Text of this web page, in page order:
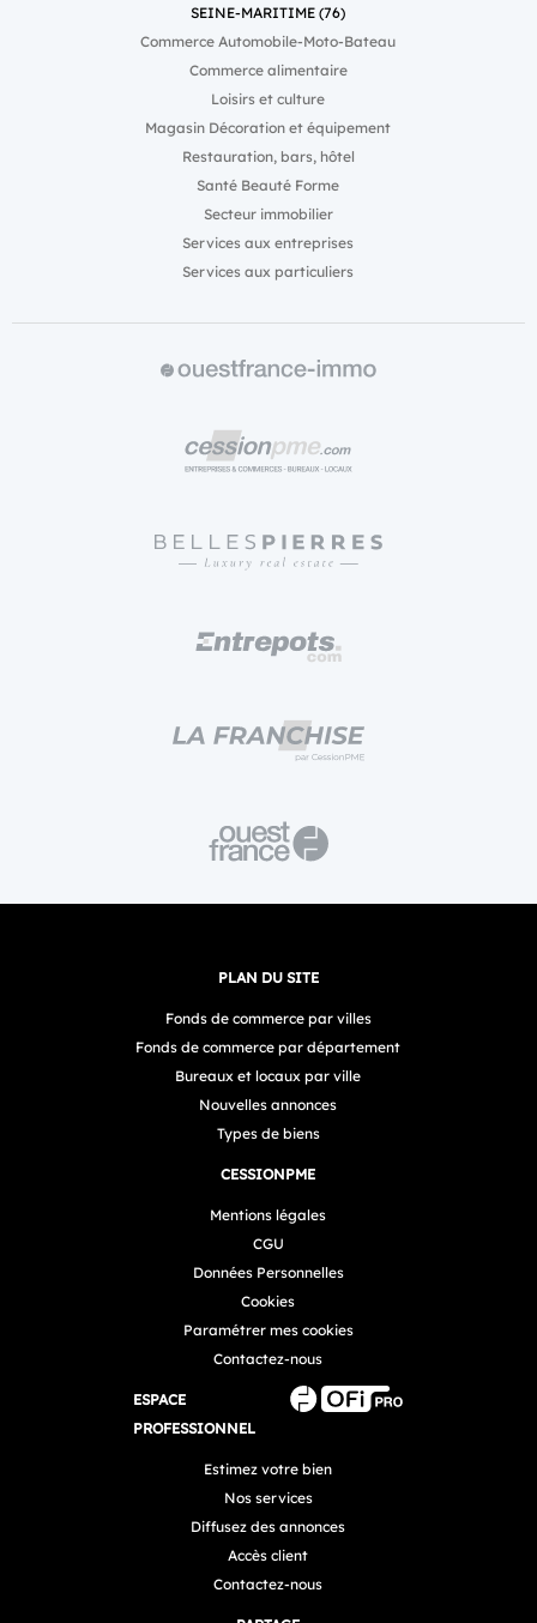
SEINE-MARITIME (76)
Commerce Automobile-Moto-Bateau
Commerce alimentaire
Loisirs et culture
Magasin Décoration et équipement
Restauration, bars, hôtel
Santé Beauté Forme
Secteur immobilier
Services aux entreprises
Services aux particuliers
PLAN DU SITE
Fonds de commerce par villes
Fonds de commerce par département
Bureaux et locaux par ville
Nouvelles annonces
Types de biens
CESSIONPME
Mentions légales
CGU
Données Personnelles
Cookies
Paramétrer mes cookies
Contactez-nous
ESPACE
PROFESSIONNEL
Estimez votre bien
Nos services
Diffusez des annonces
Accès client
Contactez-nous